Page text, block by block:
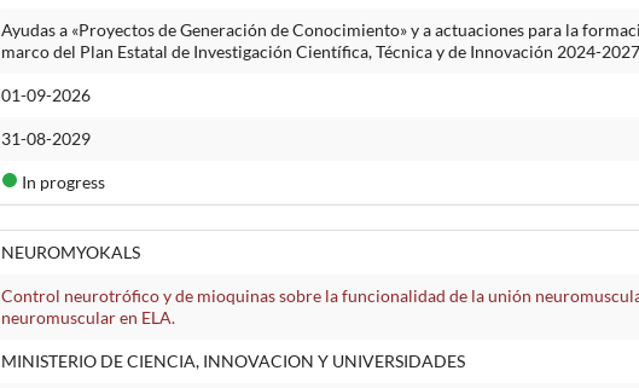
Ayudas a «Proyectos de Generación de Conocimiento» y a actuaciones para la
marco del Plan Estatal de Investigación Científica, Técnica y de Innovación 2024-
01-09-2026
31-08-2029
In progress
NEUROMYOKALS
Control neurotrófico y de mioquinas sobre la funcionalidad de la unión
neuromuscular en ELA.
MINISTERIO DE CIENCIA, INNOVACION Y UNIVERSIDADES